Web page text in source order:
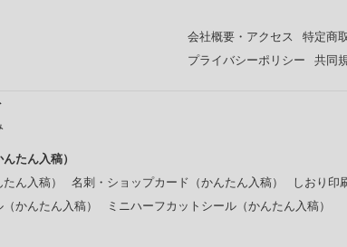
会社概要・アクセス
特定商
プライバシーポリシー
共同
たん入稿）
ん入稿）
名刺・ショップカード（かんたん入稿） しおり印
かんたん入稿）
ミニハーフカットシール（かんたん入稿）